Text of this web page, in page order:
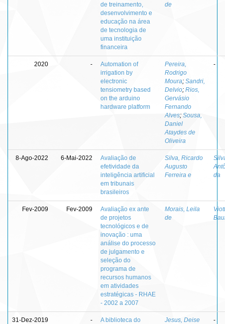
de treinamento,
desenvolvimento e
educação na área
de tecnologia de
uma instituição
financeira
de
2020 -
Automation of
irrigation by
electronic
tensiometry based
on the arduino
hardware platform
Pereira,
Rodrigo
Moura; Sandri,
Delvio; Rios,
Gervásio
Fernando
Alves; Sousa,
Daniel
Ataydes de
Oliveira
-
8-Ago-2022 6-Mai-2022
Avaliação de
efetividade da
inteligência artificial
em tribunais
brasileiros
Silva, Ricardo
Augusto
Ferreira e
da
Fev-2009 Fev-2009
Avaliação ex ante
de projetos
tecnológicos e de
inovação : uma
análise do processo
de julgamento e
seleção do
programa de
recursos humanos
em atividades
estratégicas - RHAE
- 2002 a 2007
Morais, Leila
de
31-Dez-2019 -
A biblioteca do
Jesus, Deise
-